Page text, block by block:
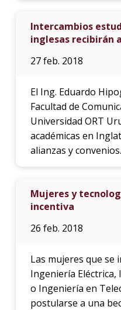
Intercambios
inglesas recibirán
27 feb. 2018
El Ing. Eduardo
Facultad de
Universidad ORT
académicas en
alianzas y convenios.
Mujeres y
incentiva
26 feb. 2018
Las mujeres que se
Ingeniería Eléctrica,
o Ingeniería en
postularse a una